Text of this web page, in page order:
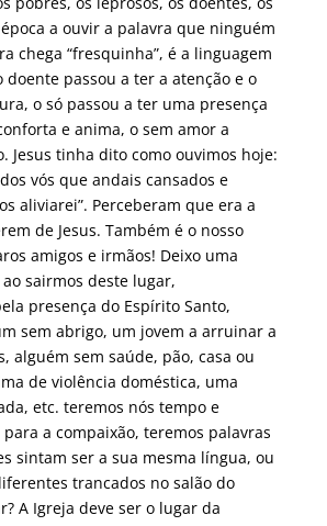
a ouvir a palavra que ninguém
chega “fresquinha”, é a linguagem
doente passou a ter a atenção e o
o só passou a ter uma presença
e anima, o sem amor a
Jesus tinha dito como ouvimos hoje:
vós que andais cansados e
aliviarei”. Perceberam que era a
de Jesus. Também é o nosso
amigos e irmãos! Deixo uma
ao sairmos deste lugar,
presença do Espírito Santo,
sem abrigo, um jovem a arruinar a
alguém sem saúde, pão, casa ou
de violência doméstica, uma
etc. teremos nós tempo e
a compaixão, teremos palavras
sintam ser a sua mesma língua, ou
trancados no salão do
A Igreja deve ser o lugar da